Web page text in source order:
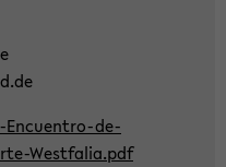
​Encuentro-de-
Westfalia.pdf